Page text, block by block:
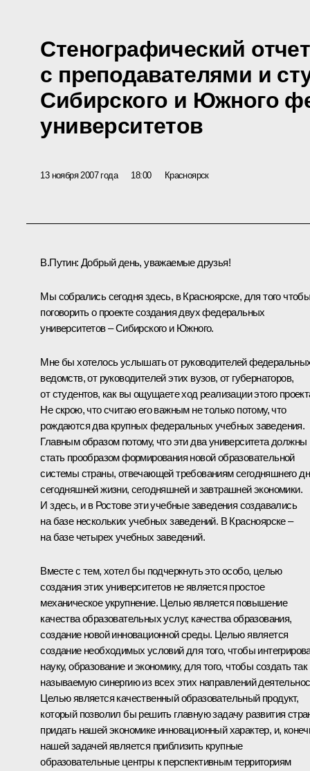
Стенографический
с преподавателями и
Сибирского и Южного
университетов
13 ноября 2007 года 18:00 Красноярск
В.Путин: Добрый день, уважаемые друзья!
Мы собрались сегодня здесь, в Красноярске, для того
поговорить о проекте создания двух федеральных
университетов – Сибирского и Южного.
Мне бы хотелось услышать от руководителей
ведомств, от руководителей этих вузов, от губернаторов,
от студентов, как вы ощущаете ход реализации этого
Не скрою, что считаю его важным не только потому, что
рождаются два крупных федеральных учебных заведения.
Главным образом потому, что эти два университета должны
стать прообразом формирования новой образовательной
системы страны, отвечающей требованиям сегодняшнего
сегодняшней жизни, сегодняшней и завтрашней экономики.
И здесь, и в Ростове эти учебные заведения создавались
на базе нескольких учебных заведений. В Красноярске –
на базе четырех учебных заведений.
Вместе с тем, хотел бы подчеркнуть это особо, целью
создания этих университетов не является простое
механическое укрупнение. Целью является повышение
качества образовательных услуг, качества образования,
создание новой инновационной среды. Целью является
создание необходимых условий для того, чтобы
науку, образование и экономику, для того, чтобы создать так
называемую синергию из всех этих направлений
Целью является качественный образовательный продукт,
который позволил бы решить главную задачу развития
придать нашей экономике инновационный характер, и,
нашей задачей является приблизить крупные
образовательные центры к перспективным территориям